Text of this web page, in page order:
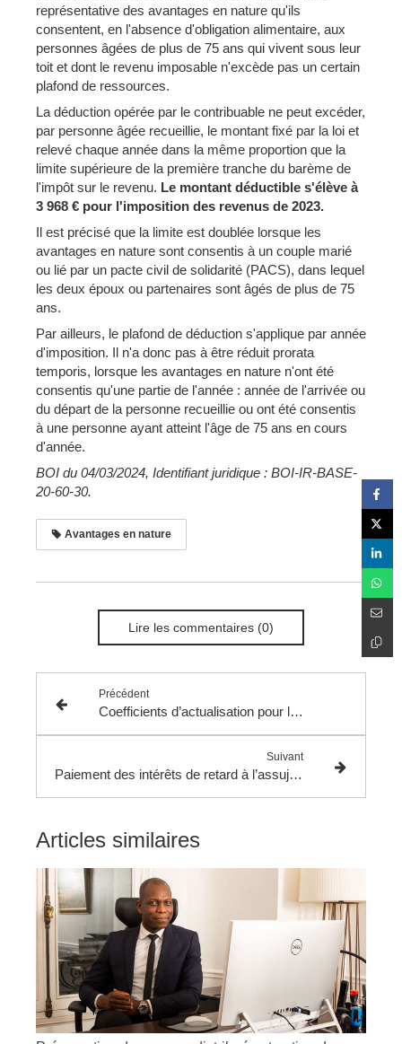
représentative des avantages en nature qu'ils
consentent, en l'absence d'obligation alimentaire, aux
personnes âgées de plus de 75 ans qui vivent sous leur
toit et dont le revenu imposable n'excède pas un certain
plafond de ressources.
La déduction opérée par le contribuable ne peut excéder,
par personne âgée recueillie, le montant fixé par la loi et
relevé chaque année dans la même proportion que la
limite supérieure de la première tranche du barème de
l'impôt sur le revenu. Le montant déductible s'élève à
3 968 € pour l'imposition des revenus de 2023.
Il est précisé que la limite est doublée lorsque les
avantages en nature sont consentis à un couple marié
ou lié par un pacte civil de solidarité (PACS), dans lequel
les deux époux ou partenaires sont âgés de plus de 75
ans.
Par ailleurs, le plafond de déduction s'applique par année
d'imposition. Il n'a donc pas à être réduit prorata
temporis, lorsque les avantages en nature n'ont été
consentis qu'une partie de l'année : année de l'arrivée ou
du départ de la personne recueillie ou ont été consentis
à une personne ayant atteint l'âge de 75 ans en cours
d'année.
BOI du 04/03/2024, Identifiant juridique : BOI-IR-BASE-
20-60-30.
Avantages en nature
Lire les commentaires (0)
Précédent
Coefficients d’actualisation pour la revalorisation spontanée des pensions alimentaires fixées par le juge pour l'entretien des enfants ou de l'ex-époux.
Suivant
Paiement des intérêts de retard à l’assujetti en cas de remboursement de TVA.
Articles similaires